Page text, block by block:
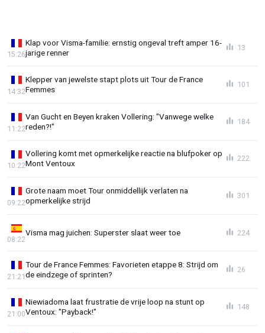
Klap voor Visma-familie: ernstig ongeval treft amper 16-
jarige renner
15:26
13
Klepper van jewelste stapt plots uit Tour de France
Femmes
14:32
101
Van Gucht en Beyen kraken Vollering: "Vanwege welke
reden?!"
11:22
184
Vollering komt met opmerkelijke reactie na blufpoker op
Mont Ventoux
10:22
222
Grote naam moet Tour onmiddellijk verlaten na
opmerkelijke strijd
09:22
301
Visma mag juichen: Superster slaat weer toe
08:22
224
Tour de France Femmes: Favorieten etappe 8: Strijd om
de eindzege of sprinten?
21:21
26
Niewiadoma laat frustratie de vrije loop na stunt op
Ventoux: "Payback!"
21:00
148